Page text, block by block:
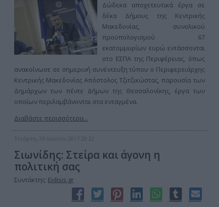
Δώδεκα αποχετευτικά έργα σε
δέκα Δήμους της Κεντρικής
Μακεδονίας, συνολικού
προϋπολογισμού 67
εκατομμυρίων ευρώ εντάσσονται
στο ΕΣΠΑ της Περιφέρειας, όπως
ανακοίνωσε σε σημερινή συνέντευξη τύπου ο Περιφερειάρχης
Κεντρικής Μακεδονίας Απόστολος Τζιτζικώστας, παρουσία των
Δημάρχων των πέντε Δήμων της Θεσσαλονίκης, έργα των
οποίων περιλαμβάνονται στα ενταγμένα.
Διαβάστε περισσότερα...
Τετάρτη, 26 Ιουλίου 2017 20:22
Σιωνίδης: Στείρα και άγονη η
πολιτική σας
Συντάκτης: Eidisis.gr